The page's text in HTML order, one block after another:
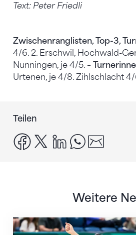
Text: Peter Friedli
Zwischenranglisten, Top-3,
4/6. 2. Erschwil, Hochwald-
Nunningen, je 4/5. –
Urtenen, je 4/8. Zihlschlacht
Teilen
facebook
x linkedinwhatsapp
Weitere
Nächster Halt: